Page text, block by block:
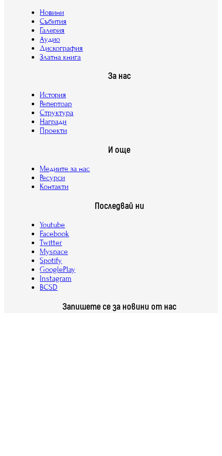
Новини
Събития
Галерия
Аудио
Дискография
Златна книга
За нас
История
Репертоар
Структура
Награди
Проекти
И още
Медиите за нас
Ресурси
Контакти
Последвай ни
Youtube
Facebook
Twitter
Myspace
Spotify
GooglePlay
Instagram
BCSD
Запишете се за новини от нас